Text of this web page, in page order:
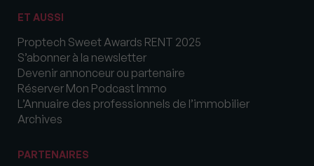
ET AUSSI
Proptech Sweet Awards RENT 2025
S’abonner à la newsletter
Devenir annonceur ou partenaire
Réserver Mon Podcast Immo
L’Annuaire des professionnels de l’immobilier
Archives
PARTENAIRES